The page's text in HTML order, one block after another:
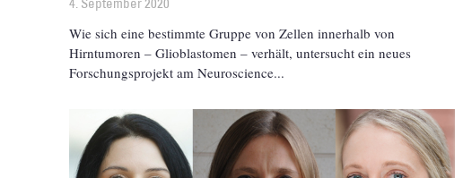
4. September 2020
Wie sich eine bestimmte Gruppe von Zellen innerhalb von
Hirntumoren – Glioblastomen – verhält, untersucht ein neues
Forschungsprojekt am Neuroscience